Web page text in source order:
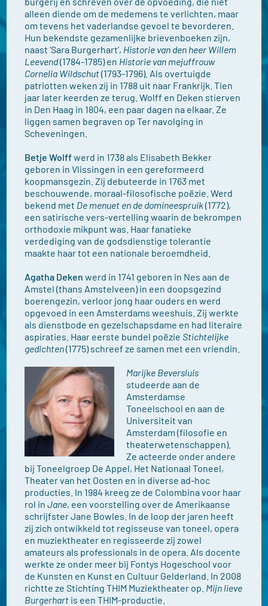
alleen diende om de medemens te verlichten, maar
om tevens het vaderlandse gevoel te bevorderen.
Hun bekendste gezamenlijke brievenboeken zijn,
naast ‘Sara Burgerhart’, Historie van den heer Willem
Leevend(1784-1785) en Historie van mejuffrouw
Cornelia Wildschut(1793-1796). Als overtuigde
patriotten weken zij in 1788 uit naar Frankrijk. Tien
jaar later keerden ze terug. Wolff en Deken stierven
in Den Haag in 1804, een paar dagen na elkaar. Ze
liggen samen begraven op Ter navolging in
Scheveningen.
Betje Wolffwerd in 1738 als Elisabeth Bekker
geboren in Vlissingen in een gereformeerd
koopmansgezin. Zij debuteerde in 1763 met
beschouwende, moraal-filosofische poëzie. Werd
bekend met De menuet en de domineespruik(1772),
een satirische vers-vertelling waarin de bekrompen
orthodoxie mikpunt was. Haar fanatieke
verdediging van de godsdienstige tolerantie
maakte haar tot een nationale beroemdheid.
Agatha Deken werd in 1741 geboren in Nes aan de
Amstel (thans Amstelveen) in een doopsgezind
boerengezin, verloor jong haar ouders en werd
opgevoed in een Amsterdams weeshuis. Zij werkte
als dienstbode en gezelschapsdame en had literaire
aspiraties. Haar eerste bundel poëzieStichtelijke
gedichten(1775) schreef ze samen met een vriendin.
Marijke Beversluis
studeerde aan de
Amsterdamse
Toneelschool en aan de
Universiteit van
Amsterdam (filosofie en
theaterwetenschappen).
Ze acteerde onder andere
bij Toneelgroep De Appel, Het Nationaal Toneel,
Theater van het Oosten en in diverse ad-hoc
producties. In 1984 kreeg ze de Colombina voor haar
rol inJane, een voorstelling over de Amerikaanse
schrijfster Jane Bowles. In de loop der jaren heeft
zij zich ontwikkeld tot regisseuse van toneel, opera
en muziektheater en regisseerde zij zowel
amateurs als professionals in de opera. Als docente
werkte ze onder meer bij Fontys Hogeschool voor
de Kunsten en Kunst en Cultuur Gelderland. In 2008
richtte ze Stichting THIM Muziektheater op. Mijn lieve
Burgerhart is een THIM-productie.